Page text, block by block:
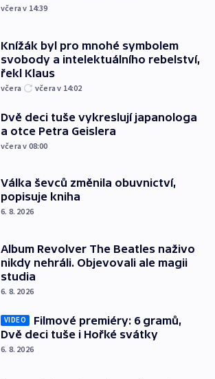
včera v 14:39
Knížák byl pro mnohé symbolem
svobody a intelektuálního rebelství,
řekl Klaus
včera včera v 14:02
Dvě deci tuše vykreslují japanologa
a otce Petra Geislera
včera v 08:00
Válka ševců změnila obuvnictví,
popisuje kniha
6. 8. 2026
Album Revolver The Beatles naživo
nikdy nehráli. Objevovali ale magii
studia
6. 8. 2026
VIDEO
Filmové premiéry: 6 gramů,
Dvě deci tuše i Hořké svátky
6. 8. 2026